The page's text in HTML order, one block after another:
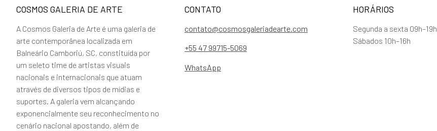
COSMOS GALERIA DE ARTE
A Cosmos Galeria de Arte é uma galeria de
arte contemporânea localizada em
Balneário Camboriú, SC, constituída por
um seleto time de artistas visuais
nacionais e internacionais que atuam
através de diversos tipos de mídias e
suportes. A galeria vem alcançando
exponencialmente seu reconhecimento no
cenário nacional apostando, além de
CONTATO
contato@cosmosgaleriadearte.com
+55 47 99715-5069
WhatsApp
HORÁRIOS
Segunda a sexta 09h–19h
Sábados 10h–16h